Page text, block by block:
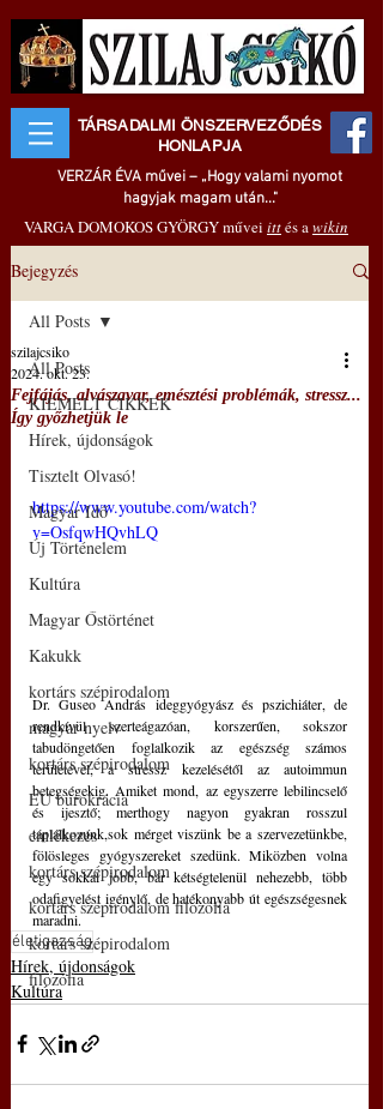
TÁRSADALMI ÖNSZERVEZŐDÉS
HONLAPJA
VERZÁR ÉVA művei – „Hogy valami nyomot
hagyjak magam után..."
VARGA DOMOKOS GYÖRGY művei ittés awikin
Bejegyzés
All Posts
KIEMELT CIKKEK
Hírek, újdonságok
Tisztelt Olvasó!
Magyar Idő
Új Történelem
Kultúra
Magyar Őstörténet
Kakukk
kortárs szépirodalom
magyar nyelv
kortárs szépirodalom
EU bürokrácia
emlékezés
kortárs szépirodalom
kortárs szépirodalom filozófia
kortárs szépirodalom
filozófia
All Posts
Fejfájás, alvászavar, emésztési problémák, stressz...
Így győzhetjük le
szilajcsiko
2024. okt. 23.
https://www.youtube.com/watch?
v=OsfqwHQvhLQ
Dr. Guseo András ideggyógyász és pszichiáter, de
rendkívül szerteágazóan, korszerűen, sokszor
tabudöngetően foglalkozik az egészség számos
területével, a stressz kezelésétől az autoimmun
betegségekig. Amiket mond, az egyszerre lebilincselő
és ijesztő; merthogy nagyon gyakran rosszul
táplálkozunk,sok mérget viszünk be a szervezetünkbe,
fölösleges gyógyszereket szedünk. Miközben volna
egy sokkal jobb, bár kétségtelenül nehezebb, több
odafigyelést igénylő, de hatékonyabb út egészségesnek
maradni.
életigazság
Hírek, újdonságok
Kultúra